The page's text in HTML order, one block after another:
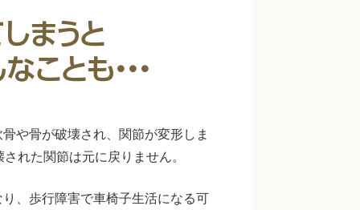
や骨が破壊され、関節が変形しま
れた関節は元に戻りません。
、歩行障害で車椅子生活になる可